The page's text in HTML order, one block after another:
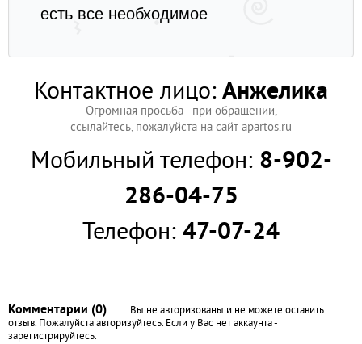
есть все необходимое
Контактное лицо:Анжелика
Огромная просьба - при обращении,
ссылайтесь, пожалуйста на сайт apartos.ru
Мобильный телефон:8-902-
286-04-75
Телефон: 47-07-24
Комментарии (0)
Вы не авторизованы и не можете оставить
отзыв. Пожалуйста авторизуйтесь. Если у Вас нет аккаунта -
зарегистрируйтесь.